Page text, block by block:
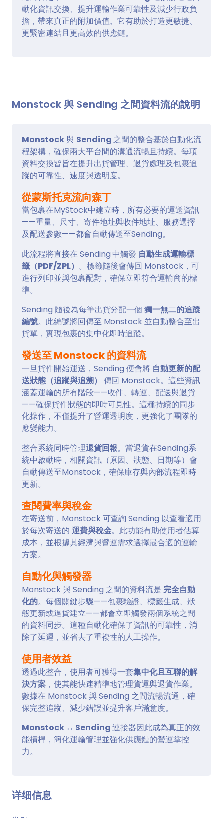
動化資訊交換、提升運輸作業可靠性及減少行政負
擔，帶來真正的附加價值。它有助於打造更敏捷、
更緊密連結且更高效的供應鏈。
Monstock 與 Sending 之間資料流的說明
Monstock與 Sending 之間的整合基於自動化流
程架構，確保兩大平台間的溝通流暢且持續。每項
資料交換皆旨在提升出貨管理、退貨處理及包裹追
蹤的可靠性、速度與透明度。
從蒙斯托克流向森丁
當包裹在MyStock中建立時，所有必要的運送資訊
——重量、尺寸、寄件地址與收件地址、服務選擇
及配送參數——都會自動傳送至Sending。
此流程將直接在 Sending 中觸發 自動生成運輸標
籤（PDF/ZPL） 。標籤隨後會傳回 Monstock，可
進行列印並與包裹配對，確保立即符合運輸商的標
準。
Sending 隨後為每筆出貨分配一個 獨一無二的追蹤
編號。此編號將回傳至 Monstock 並自動整合至出
貨單，實現包裹的集中化即時追蹤。
發送至 Monstock 的資料流
一旦貨件開始運送，Sending 便會將 自動更新的配
送狀態（追蹤與追溯） 傳回 Monstock。這些資訊
涵蓋運輸的所有階段——收件、轉運、配送與退貨
——確保貨件狀態的即時可見性。這種持續的同步
化操作，不僅提升了營運透明度，更強化了團隊的
應變能力。
整合系統同時管理退貨回報。當退貨在Sending系
統中啟動時，相關資訊（原因、狀態、日期等）會
自動傳送至Monstock，確保庫存與內部流程即時
更新。
查閱費率與稅金
在寄送前，Monstock 可查詢 Sending 以查看適用
於每次寄送的 運費與稅金。此功能有助使用者估算
成本，並根據其經濟與營運需求選擇最合適的運輸
方案。
自動化與觸發器
Monstock 與 Sending 之間的資料流是 完全自動
化的。每個關鍵步驟——包裹驗證、標籤生成、狀
態更新或退貨建立——都會立即觸發兩個系統之間
的資料同步。這種自動化確保了資訊的可靠性，消
除了延遲，並省去了重複性的人工操作。
使用者效益
透過此整合，使用者可獲得一套集中化且互聯的解
決方案 ，使其能快速精準地管理貨運與退貨作業。
數據在 Monstock 與 Sending 之間流暢流通，確
保完整追蹤、減少錯誤並提升客戶滿意度。
Monstock ↔ Sending 連接器因此成為真正的效
能槓桿，簡化運輸管理並強化供應鏈的營運掌控
力。
详细信息